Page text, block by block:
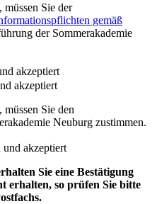
Sie der
gemäß
der Sommerakademie
akzeptiert
akzeptiert
Sie den
Neuburg zustimmen.
und akzeptiert
Sie eine Bestätigung
erhalten, so prüfen Sie bitte